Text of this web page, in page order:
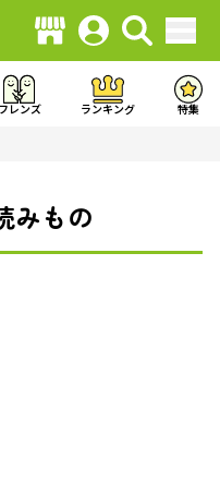
フレンズ ランキング 特集
みもの